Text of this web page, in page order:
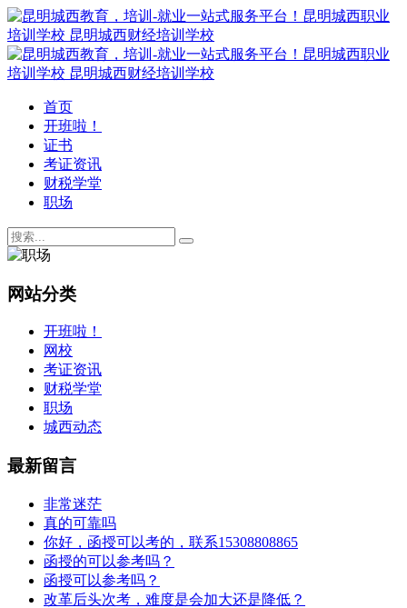
首页
开班啦！
证书
考证资讯
财税学堂
职场
网站分类
开班啦！
网校
考证资讯
财税学堂
职场
城西动态
最新留言
非常迷茫
真的可靠吗
你好，函授可以考的，联系15308808865
函授的可以参考吗？
函授可以参考吗？
改革后头次考，难度是会加大还是降低？